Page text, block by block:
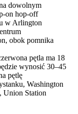
dowolnym
on hop-off
w Arlington
obok pomnika
pętla ma 18
wynosić 30–45
pętlę
Washington
Union Station